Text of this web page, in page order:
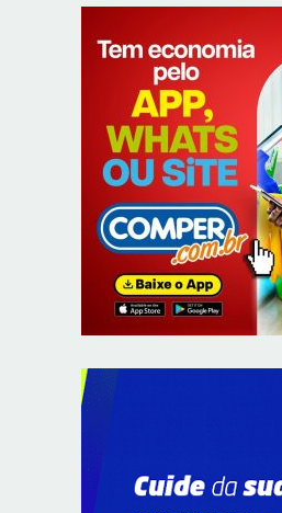
Autoridades celebram legado de
jantar em Brasília
Unidade oferece atendimento
e adolescentes vítimas de
Planaltina terá reforço de
Nacional da Uva e do Vinho
Endereços em Planaltina terão
energia interrompido nesta
segura e personalizada aos
Agosto Lilás reforça orientação
Anvisa propõe atualizar as